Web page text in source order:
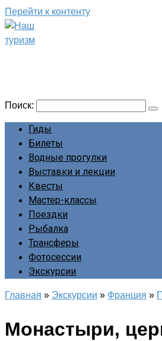
Перейти к контенту
Поиск:
Гиды
Билеты
Водные прогулки
Выставки и лекции
Квесты
Мастер-классы
Поездки
Рыбалка
Трансферы
Фотосессии
Экскурсии
Главная » Экскурсии » Франция »
Монастыри,